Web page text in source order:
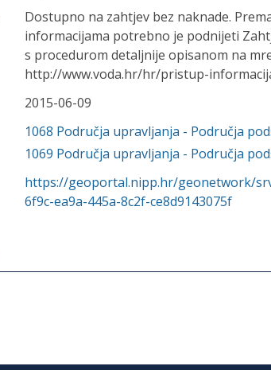
Dostupno na zahtjev bez naknade.
informacijama potrebno je podnijeti
s procedurom detaljnije opisanom na
http://www.voda.hr/hr/pristup-
2015-06-09
1068 Područja upravljanja - Područja
1069 Područja upravljanja - Područja
https://geoportal.nipp.hr/geonetwork/
6f9c-ea9a-445a-8c2f-ce8d9143075f